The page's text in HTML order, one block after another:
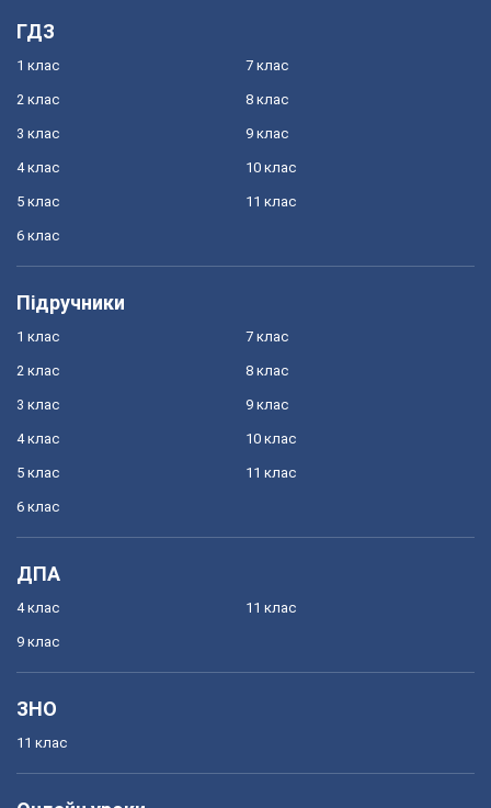
ГДЗ
1 клас
2 клас
3 клас
4 клас
5 клас
6 клас
7 клас
8 клас
9 клас
10 клас
11 клас
Підручники
1 клас
2 клас
3 клас
4 клас
5 клас
6 клас
7 клас
8 клас
9 клас
10 клас
11 клас
ДПА
4 клас
9 клас
11 клас
ЗНО
11 клас